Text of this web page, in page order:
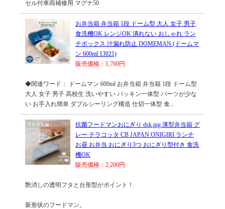
セル付車両補修用 マグナ50
お弁当箱 弁当箱 1段 ドーム型 大人 女子 男子
食洗機OK レンジOK 潰れない おしゃれ ラン
チボックス 汁漏れ防止 DOMEMAN (ドームマ
ン 600ml 13021)
販売価格：1,760円
◆関連ワード： ドームマン 600ml お弁当箱 弁当箱 1段 ドーム型
大人 女子 男子 高校生 洗いやすい パッキン一体型 パーツが少な
い お手入れ簡単 ダブルシーリング構造 仕切一体型 食...
抗菌フードマンおにぎり dsk.pig 薄型弁当箱 グ
レー テラコッタ CB JAPAN ONIGIRI ランチ
お昼 お弁当 おにぎり3つ おにぎり型付き 食洗
機OK
販売価格：2,200円
艶消しの透明フタと台形型がポイント！
新形状のフードマン。